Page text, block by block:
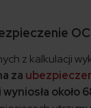
z kalkulacji
za
około